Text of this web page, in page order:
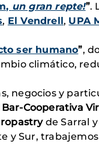
un gran repte!”.
, El Vendrell, UPA
ser humano”,
climático,
negocios y
Bar-Cooperativa
de Sarral
y Sur,